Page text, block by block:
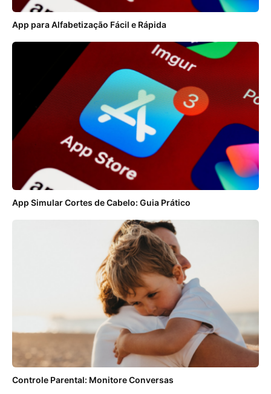
App para Alfabetização Fácil e Rápida
App Simular Cortes de Cabelo: Guia Prático
Controle Parental: Monitore Conversas